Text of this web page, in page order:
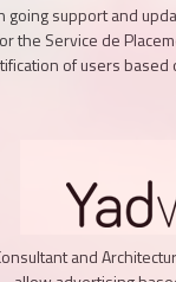
going support and
the Service de
of users based
and